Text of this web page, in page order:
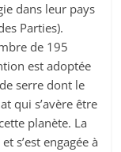
dans leur pays
Parties).
de 195
est adoptée
serre dont le
qui s’avère être
planète. La
s’est engagée à